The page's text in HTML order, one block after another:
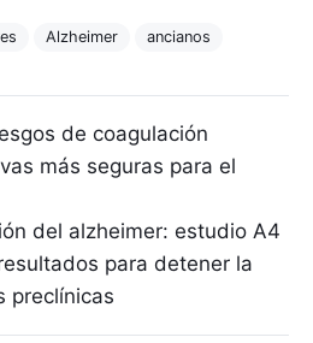
Alzheimer ancianos
entradas
de coagulación
más seguras para el
del alzheimer: estudio A4
para detener la
preclínicas